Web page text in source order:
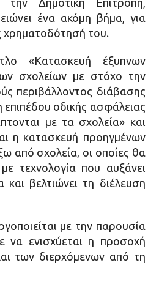
Δημοτική Επιτροπή,
ένα ακόμη βήμα, για
χρηματοδότησή του.
«Κατασκευή έξυπνων
σχολείων με στόχο την
περιβάλλοντος διάβασης
οδικής ασφάλειας
με τα σχολεία» και
η κατασκευή προηγμένων
από σχολεία, οι οποίες θα
με τεχνολογία που αυξάνει
βελτιώνει τη διέλευση
με την παρουσία
να ενισχύεται η προσοχή
των διερχόμενων από τη